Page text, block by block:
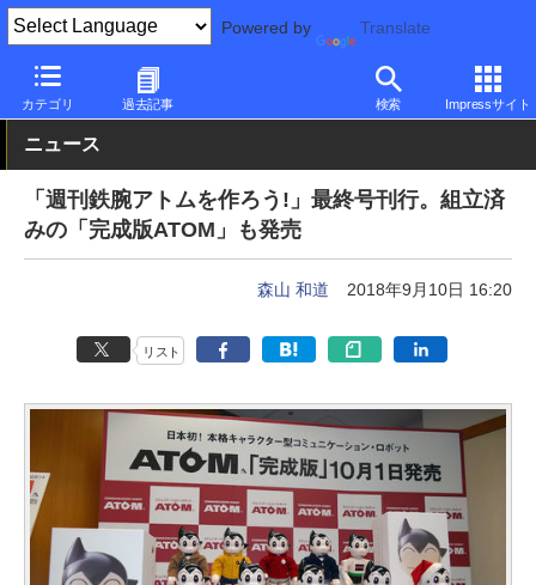
Powered by Translate
カテゴリ 過去記事 検索 Impressサイト
PC Watch 半導体/周辺機器
ニュース
「週刊鉄腕アトムを作ろう!」最終号刊行。組立済
みの「完成版ATOM」も発売
森山 和道 2018年9月10日 16:20
リスト